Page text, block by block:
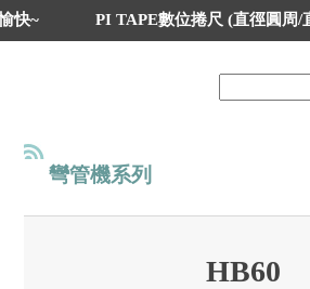
快~ PI TAPE數位捲尺 (直徑圓周/
彎管機系列
HB60